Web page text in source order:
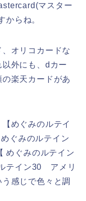
マスター
からね。
オリコカードな
外にも、dカー
楽天カードがあ
めぐみのルテイ
ぐみのルテイン
ぐみのルテイン
テイン30 アメリ
感じで色々と調